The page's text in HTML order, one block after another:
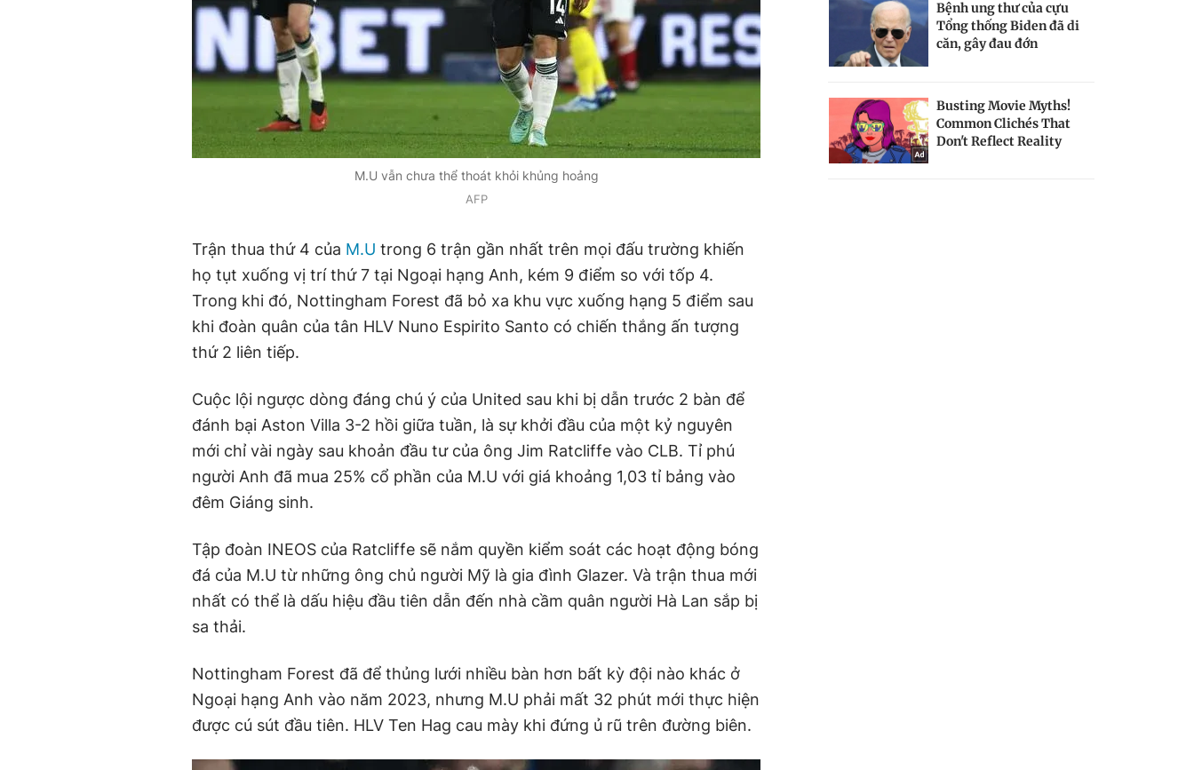
M.U vẫn chưa thể thoát khỏi khủng hoảng
AFP
Trận thua thứ 4 của M.U trong 6 trận gần nhất trên mọi đấu trường khiến
họ tụt xuống vị trí thứ 7 tại Ngoại hạng Anh, kém 9 điểm so với tốp 4.
Trong khi đó, Nottingham Forest đã bỏ xa khu vực xuống hạng 5 điểm sau
khi đoàn quân của tân HLV Nuno Espirito Santo có chiến thắng ấn tượng
thứ 2 liên tiếp.
Cuộc lội ngược dòng đáng chú ý của United sau khi bị dẫn trước 2 bàn để
đánh bại Aston Villa 3-2 hồi giữa tuần, là sự khởi đầu của một kỷ nguyên
mới chỉ vài ngày sau khoản đầu tư của ông Jim Ratcliffe vào CLB. Tỉ phú
người Anh đã mua 25% cổ phần của M.U với giá khoảng 1,03 tỉ bảng vào
đêm Giáng sinh.
Tập đoàn INEOS của Ratcliffe sẽ nắm quyền kiểm soát các hoạt động bóng
đá của M.U từ những ông chủ người Mỹ là gia đình Glazer. Và trận thua mới
nhất có thể là dấu hiệu đầu tiên dẫn đến nhà cầm quân người Hà Lan sắp bị
sa thải.
Nottingham Forest đã để thủng lưới nhiều bàn hơn bất kỳ đội nào khác ở
Ngoại hạng Anh vào năm 2023, nhưng M.U phải mất 32 phút mới thực hiện
được cú sút đầu tiên. HLV Ten Hag cau mày khi đứng ủ rũ trên đường biên.